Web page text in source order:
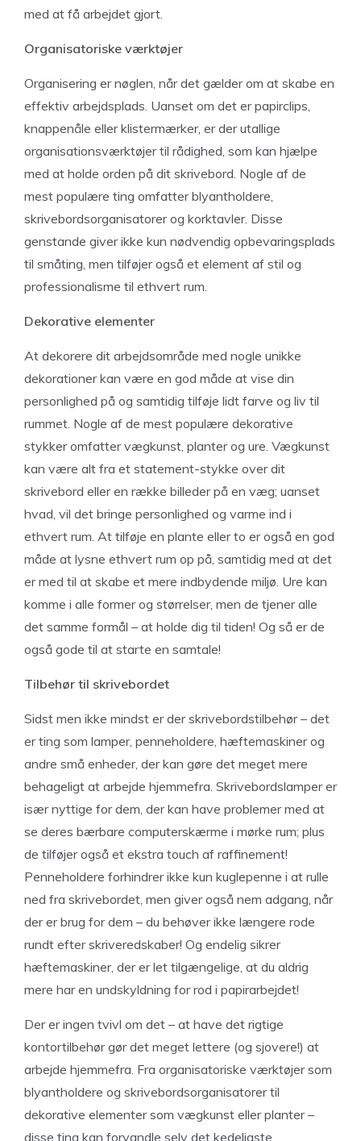
med at få arbejdet gjort.
Organisatoriske værktøjer
Organisering er nøglen, når det gælder om at skabe en
effektiv arbejdsplads. Uanset om det er papirclips,
knappenåle eller klistermærker, er der utallige
organisationsværktøjer til rådighed, som kan hjælpe
med at holde orden på dit skrivebord. Nogle af de
mest populære ting omfatter blyantholdere,
skrivebordsorganisatorer og korktavler. Disse
genstande giver ikke kun nødvendig opbevaringsplads
til småting, men tilføjer også et element af stil og
professionalisme til ethvert rum.
Dekorative elementer
At dekorere dit arbejdsområde med nogle unikke
dekorationer kan være en god måde at vise din
personlighed på og samtidig tilføje lidt farve og liv til
rummet. Nogle af de mest populære dekorative
stykker omfatter vægkunst, planter og ure. Vægkunst
kan være alt fra et statement-stykke over dit
skrivebord eller en række billeder på en væg; uanset
hvad, vil det bringe personlighed og varme ind i
ethvert rum. At tilføje en plante eller to er også en god
måde at lysne ethvert rum op på, samtidig med at det
er med til at skabe et mere indbydende miljø. Ure kan
komme i alle former og størrelser, men de tjener alle
det samme formål – at holde dig til tiden! Og så er de
også gode til at starte en samtale!
Tilbehør til skrivebordet
Sidst men ikke mindst er der skrivebordstilbehør – det
er ting som lamper, penneholdere, hæftemaskiner og
andre små enheder, der kan gøre det meget mere
behageligt at arbejde hjemmefra. Skrivebordslamper er
især nyttige for dem, der kan have problemer med at
se deres bærbare computerskærme i mørke rum; plus
de tilføjer også et ekstra touch af raffinement!
Penneholdere forhindrer ikke kun kuglepenne i at rulle
ned fra skrivebordet, men giver også nem adgang, når
der er brug for dem – du behøver ikke længere rode
rundt efter skriveredskaber! Og endelig sikrer
hæftemaskiner, der er let tilgængelige, at du aldrig
mere har en undskyldning for rod i papirarbejdet!
Der er ingen tvivl om det – at have det rigtige
kontortilbehør gør det meget lettere (og sjovere!) at
arbejde hjemmefra. Fra organisatoriske værktøjer som
blyantholdere og skrivebordsorganisatorer til
dekorative elementer som vægkunst eller planter –
disse ting kan forvandle selv det kedeligste